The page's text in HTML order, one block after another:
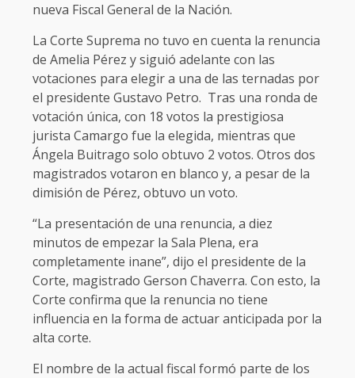
nueva Fiscal General de la Nación.
La Corte Suprema no tuvo en cuenta la renuncia
de Amelia Pérez y siguió adelante con las
votaciones para elegir a una de las ternadas por
el presidente Gustavo Petro. Tras una ronda de
votación única, con 18 votos la prestigiosa
jurista Camargo fue la elegida, mientras que
Ángela Buitrago solo obtuvo 2 votos. Otros dos
magistrados votaron en blanco y, a pesar de la
dimisión de Pérez, obtuvo un voto.
“La presentación de una renuncia, a diez
minutos de empezar la Sala Plena, era
completamente inane”, dijo el presidente de la
Corte, magistrado Gerson Chaverra. Con esto, la
Corte confirma que la renuncia no tiene
influencia en la forma de actuar anticipada por la
alta corte.
El nombre de la actual fiscal formó parte de los